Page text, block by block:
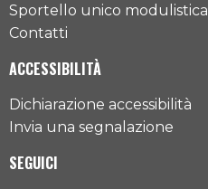
Sportello unico modulistica
Contatti
ACCESSIBILITÀ
Dichiarazione accessibilità
Invia una segnalazione
SEGUICI